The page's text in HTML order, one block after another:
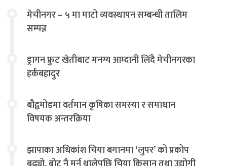
मेचीनगर – ५ मा माटो व्यवस्थापन सम्बन्धी तालिम
सम्पन्न
ड्रागन फ्रुट खेतीबाट मनग्य आम्दानी लिँदै मेचीनगरका
हर्कबहादुर
बौद्वमोडमा वर्तमान कृषिका समस्या र समाधान
विषयक अन्तरक्रिया
झापाका अधिकांश चिया बगानमा ‘लुपर’ को प्रकोप